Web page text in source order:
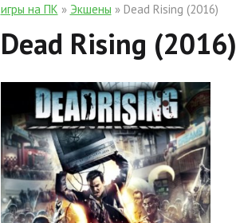
игры на ПК » Экшены » Dead Rising (2016)
Dead Rising (2016)